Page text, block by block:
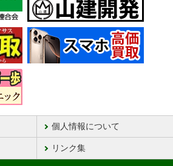
個人情報について
リンク集